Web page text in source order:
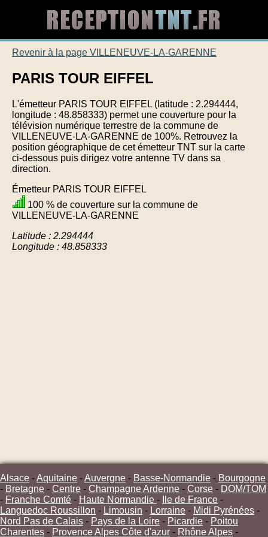
Revenir à la page VILLENEUVE-LA-GARENNE
PARIS TOUR EIFFEL
L'émetteur PARIS TOUR EIFFEL (latitude : 2.294444,
longitude : 48.858333) permet une couverture pour la
télévision numérique terrestre de la commune de
VILLENEUVE-LA-GARENNE de 100%. Retrouvez la
position géographique de cet émetteur TNT sur la carte
ci-dessous puis dirigez votre antenne TV dans sa
direction.
Émetteur PARIS TOUR EIFFEL
100 % de couverture sur la commune de
VILLENEUVE-LA-GARENNE
Latitude : 2.294444
Longitude : 48.858333
Alsace -Aquitaine -Auvergne - Basse-Normandie - Bourgogne
- Bretagne - Centre - Champagne Ardenne - Corse - DOM/TOM
- Franche Comté - Haute Normandie - Ile de France -
Languedoc Roussillon - Limousin - Lorraine - Midi Pyrénées -
Nord Pas de Calais - Pays de la Loire - Picardie - Poitou
Charentes - Provence Alpes Côte d'azur - Rhône Alpes -